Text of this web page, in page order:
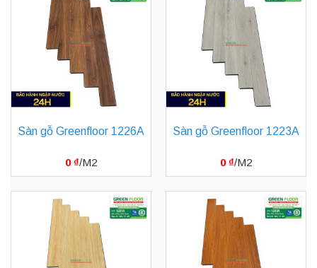
Sàn gỗ Greenfloor 1226A
0 ₫
Sàn gỗ Greenfloor 1223A
0 ₫